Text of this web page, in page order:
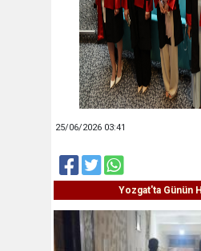
25/06/2026 03:41
Yozgat'ta Günün